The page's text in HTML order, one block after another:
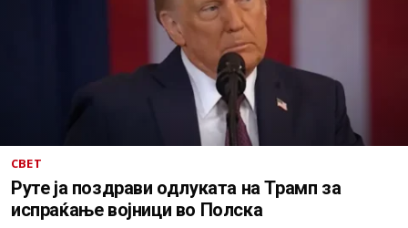
СВЕТ
Руте ја поздрави одлуката на Трамп за
испраќање војници во Полска